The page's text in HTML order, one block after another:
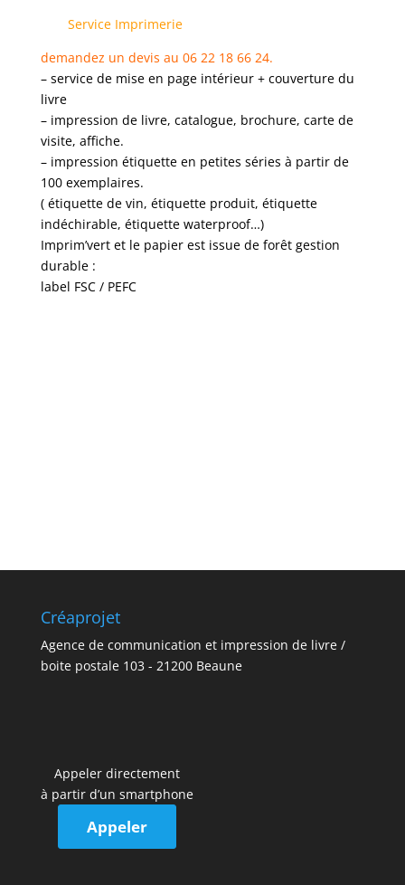
Service Imprimerie
demandez un devis au 06 22 18 66 24.
– service de mise en page intérieur + couverture du
livre
– impression de livre, catalogue, brochure, carte de
visite, affiche.
– impression étiquette en petites séries à partir de
100 exemplaires.
( étiquette de vin, étiquette produit, étiquette
indéchirable, étiquette waterproof…)
Imprim’vert et le papier est issue de forêt gestion
durable :
label FSC / PEFC
Créaprojet
Agence de communication et impression de livre /
boite postale 103 - 21200 Beaune
Appeler directement
à partir d’un smartphone
Appeler